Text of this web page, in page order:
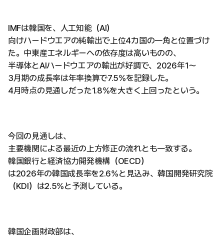
IMFは韓国を、人工知能（AI）
向けハードウエアの純輸出で上位4カ国の一角と位置づけ
た。中東産エネルギーへの依存度は高いものの、
半導体とAIハードウエアの輸出が好調で、2026年1〜
3月期の成長率は年率換算で7.5%を記録した。
4月時点の見通しだった1.8%を大きく上回ったという。
今回の見通しは、
主要機関による最近の上方修正の流れとも一致する。
韓国銀行と経済協力開発機構（OECD）
は2026年の韓国成長率を2.6%と見込み、韓国開発研究院
（KDI）は2.5%と予測している。
韓国企画財政部は、